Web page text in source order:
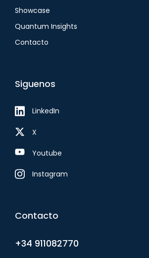
Showcase
Quantum Insights
Contacto
Siguenos
LinkedIn
X
Youtube
Instagram
Contacto
+34 911082770